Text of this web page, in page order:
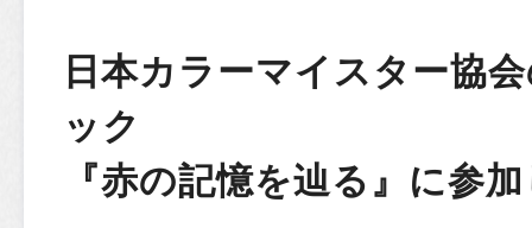
日本カラーマイスター協
ック
『赤の記憶を辿る』に参